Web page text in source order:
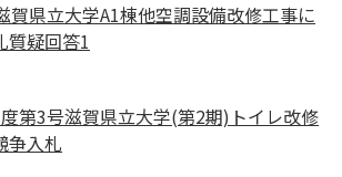
賀県立大学A1棟他空調設備改修工事に
質疑回答1
度第3号滋賀県立大学(第2期)トイレ改修
争入札